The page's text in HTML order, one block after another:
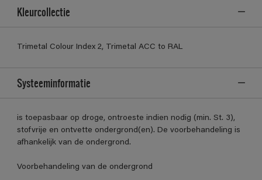
Kleurcollectie
Trimetal Colour Index 2, Trimetal ACC to RAL
Systeeminformatie
is toepasbaar op droge, ontroeste indien nodig (min. St. 3),
stofvrije en ontvette ondergrond(en). De voorbehandeling is
afhankelijk van de ondergrond.
Voorbehandeling van de ondergrond